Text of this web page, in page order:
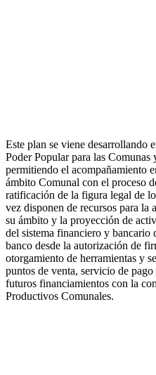
Este plan se viene desarrollando
Poder Popular para las
permitiendo el acompañamiento
ámbito Comunal con el proceso
ratificación de la figura legal de
vez disponen de recursos para la
su ámbito y la proyección de
del sistema financiero y bancario
banco desde la autorización de
otorgamiento de herramientas y
puntos de venta, servicio de
futuros financiamientos con la
Productivos Comunales.